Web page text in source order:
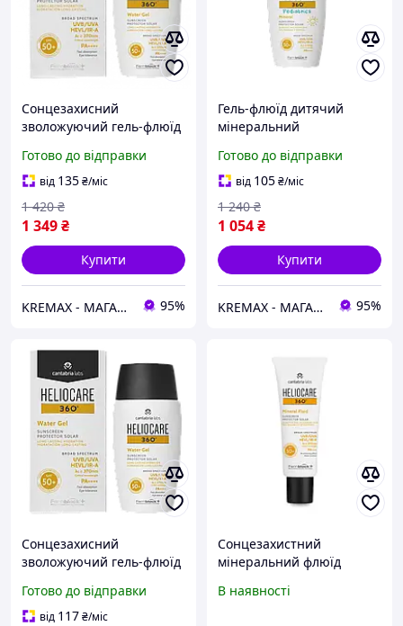
Сонцезахисний
зволожуючий гель-флюїд
Sunscreen SPF50+
Cantabria Labs, 50 мл
Готово до відправки
від 135₴/міс
1 349₴
1 420 ₴
Купити
KREMAX - МАГАЗИН КОСМЕТИКИ 95%
Гель-флюїд дитячий
мінеральний
360 Pediatrics Mineral
SPF50+ Cantabria Labs, 50
мл
Готово до відправки
від 105₴/міс
1 054₴
1 240 ₴
Купити
KREMAX - МАГАЗИН КОСМЕТИКИ 95%
Сонцезахисний
зволожуючий гель-флюїд
360 Water Gel SPF50 50 мл
Готово до відправки
від 117₴/міс
Сонцезахистний
мінеральний флюїд
HELIOCARE 360º Mineral
В наявності